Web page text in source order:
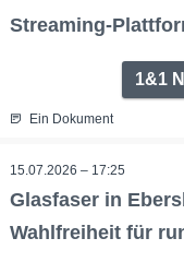
Streaming-
1&1
Ein Dokument
15.07.2026 – 17:25
Glasfaser in
Wahlfreiheit für